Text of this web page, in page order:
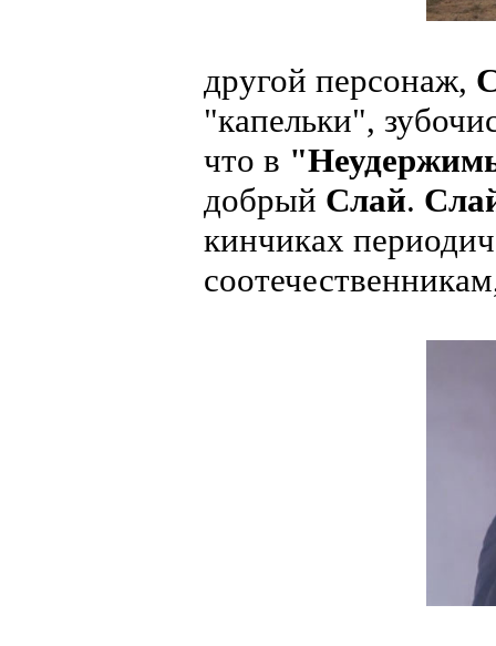
другой персонаж,
"капельки",
что в
добрый Слай.
кинчиках